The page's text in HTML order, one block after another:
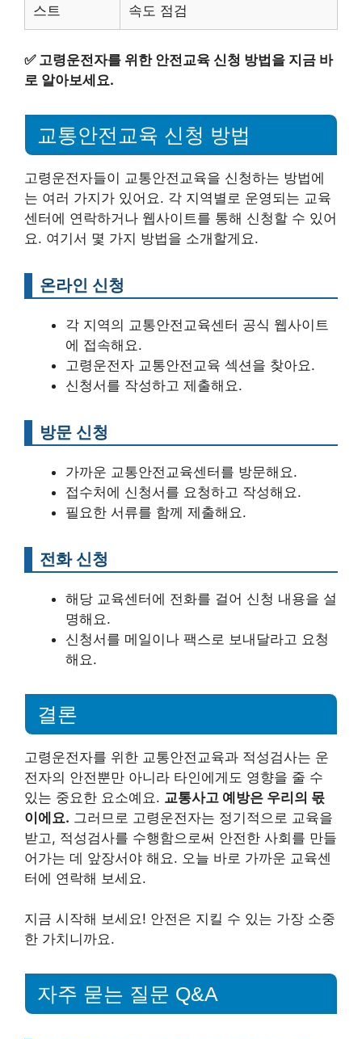
스트 속도 점검
✅ 고령운전자를 위한 안전교육 신청 방법을 지금 바
로 알아보세요.
교통안전교육 신청 방법
고령운전자들이 교통안전교육을 신청하는 방법에
는 여러 가지가 있어요. 각 지역별로 운영되는 교육
센터에 연락하거나 웹사이트를 통해 신청할 수 있어
요. 여기서 몇 가지 방법을 소개할게요.
온라인 신청
각 지역의 교통안전교육센터 공식 웹사이트
에 접속해요.
고령운전자 교통안전교육 섹션을 찾아요.
신청서를 작성하고 제출해요.
방문 신청
가까운 교통안전교육센터를 방문해요.
접수처에 신청서를 요청하고 작성해요.
필요한 서류를 함께 제출해요.
전화 신청
해당 교육센터에 전화를 걸어 신청 내용을 설
명해요.
신청서를 메일이나 팩스로 보내달라고 요청
해요.
결론
고령운전자를 위한 교통안전교육과 적성검사는 운
전자의 안전뿐만 아니라 타인에게도 영향을 줄 수
있는 중요한 요소예요. 교통사고 예방은 우리의 몫
이에요. 그러므로 고령운전자는 정기적으로 교육을
받고, 적성검사를 수행함으로써 안전한 사회를 만들
어가는 데 앞장서야 해요. 오늘 바로 가까운 교육센
터에 연락해 보세요.
지금 시작해 보세요! 안전은 지킬 수 있는 가장 소중
한 가치니까요.
자주 묻는 질문 Q&A